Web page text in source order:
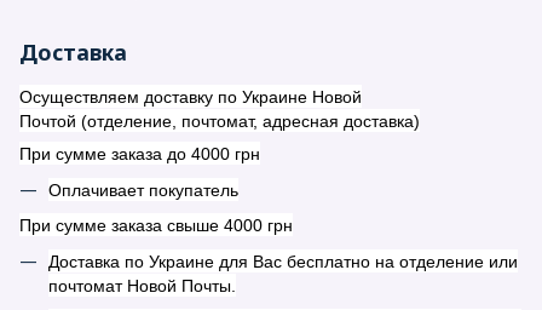
Доставка
Осуществляем доставку по Украине Новой
Почтой (отделение, почтомат, адресная доставка)
При сумме заказа до 4000 грн
Оплачивает покупатель
При сумме заказа свыше 4000 грн
Доставка по Украине для Вас бесплатно на отделение или
почтомат Новой Почты.